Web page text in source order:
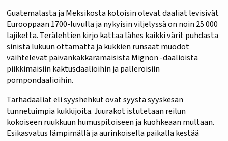
Guatemalasta ja Meksikosta kotoisin olevat daaliat levisivät
Eurooppaan 1700-luvulla ja nykyisin viljelyssä on noin 25 000
lajiketta. Terälehtien kirjo kattaa lähes kaikki värit puhdasta
sinistä lukuun ottamatta ja kukkien runsaat muodot
vaihtelevat päivänkakkaramaisista Mignon -daalioista
piikkimäisiin kaktusdaalioihin ja palleroisiin
pompondaalioihin.
Tarhadaaliat eli syyshehkut ovat syystä syyskesän
tunnetuimpia kukkijoita. Juurakot istutetaan reilun
kokoiseen ruukkuun humuspitoiseen ja kuohkeaan multaan.
Esikasvatus lämpimällä ja aurinkoisella paikalla kestää